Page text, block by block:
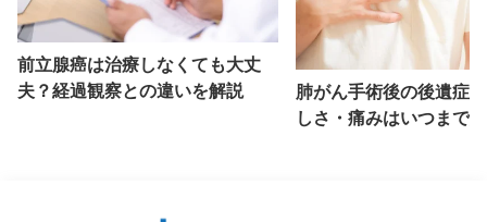
前立腺癌は治療しなくても大丈
夫？経過観察との違いを解説
肺がん手術後の後遺症
しさ・痛みはいつまで